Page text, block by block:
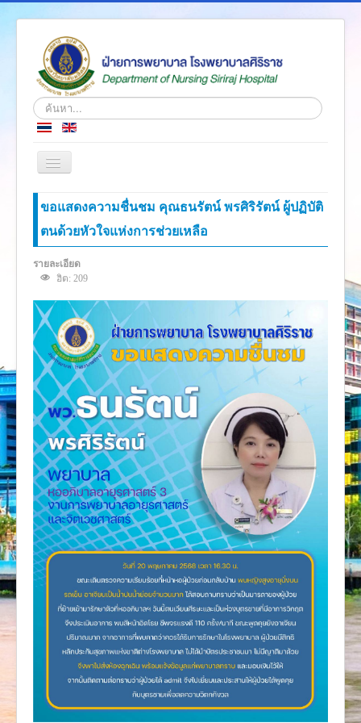
ค้นหา...
สลับ
เก
ชั่น
หน้าแรก
ข่าว
เกี่ยวกับเรา
โครงสร้างองค์กร
ความรู้สู่ประชาชน
ตำราวิชาการ
งานวิจัย
คู่มือการพยาบาล
งานวิเคราะห์/สังเคราะห์
เอกสารประกอบการสอน
นวัตกรรม
Download
Link Intranet
คำถาม/ร้องเรียน
ขอแสดงความชื่นชม คุณธนรัตน์ พรศิริรัตน์ ผู้ปฏิบัติ
ตนด้วยหัวใจแห่งการช่วยเหลือ
รายละเอียด
ฮิต: 209